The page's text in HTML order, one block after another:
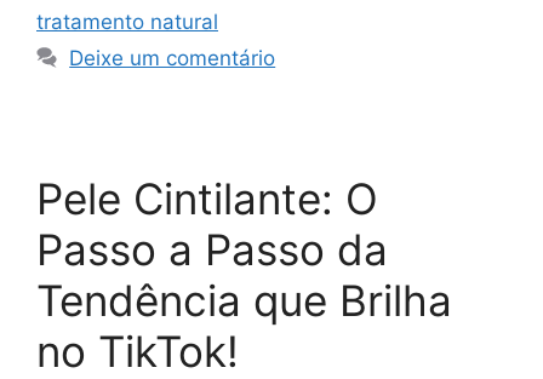
tratamento natural
Deixe um comentário
Pele Cintilante: O
Passo a Passo da
Tendência que Brilha
no TikTok!